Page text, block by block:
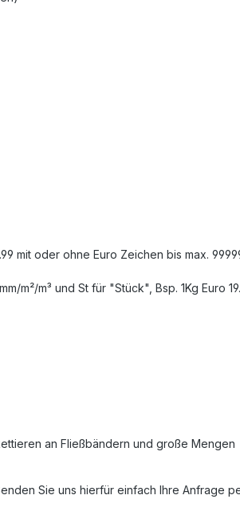
mit oder ohne Euro Zeichen bis max.
m²/m³ und St für "Stück", Bsp. 1Kg Euro
an Fließbändern und große Mengen
Sie uns hierfür einfach Ihre Anfrage